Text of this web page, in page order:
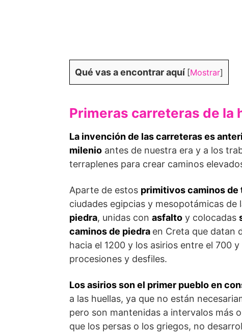
Qué vas a encontrar aquí [Mostrar]
Primeras carreteras de la
La invención de las carreteras es
milenio antes de nuestra era y a los
terraplenes para crear caminos
Aparte de estos primitivos caminos de
ciudades egipcias y mesopotámicas de
piedra, unidas con asfalto y colocadas
caminos de piedra en Creta que datan
hacia el 1200 y los asirios entre el 700 y
procesiones y desfiles.
Los asirios son el primer pueblo en
a las huellas, ya que no están
pero son mantenidas a intervalos más
que los persas o los griegos, no